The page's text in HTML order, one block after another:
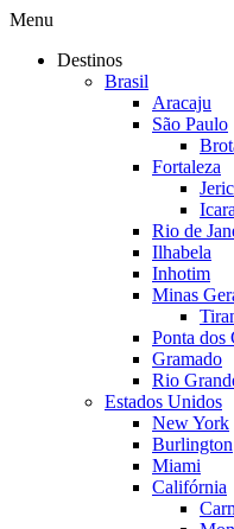
Menu
Destinos
Brasil
Aracaju
São Paulo
Fortaleza
Rio de
Ilhabela
Inhotim
Minas
Ponta dos
Gramado
Rio
Estados Unidos
New York
Burlington
Miami
Califórnia